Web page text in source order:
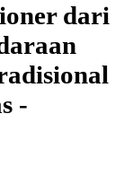
dari
-